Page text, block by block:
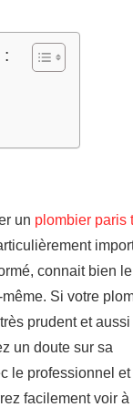
:
un plombier paris
connait bien
Si votre
prudent et
un doute sur sa
le professionnel
facilement voir à